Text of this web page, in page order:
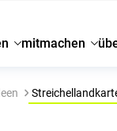
mitmachen